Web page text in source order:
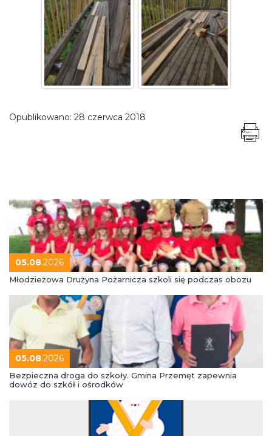
Opublikowano: 28 czerwca 2018
05.08.2026
Młodzieżowa Drużyna Pożarnicza szkoli się podczas obozu
05.08.2026
Bezpieczna droga do szkoły. Gmina Przemęt zapewnia
dowóz do szkół i ośrodków